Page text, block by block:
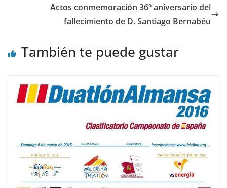
Actos conmemoración 36º aniversario del
fallecimiento de D. Santiago Bernabéu
También te puede gustar